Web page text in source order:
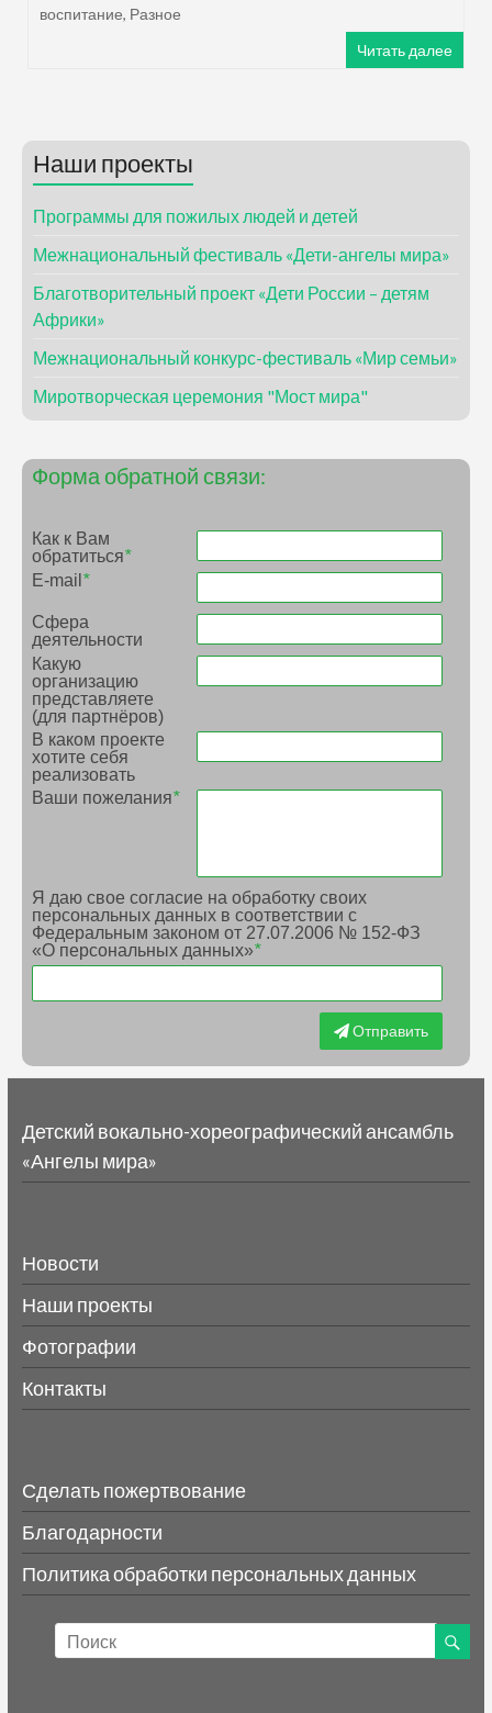
воспитание, Разное
Читать далее
Наши проекты
Программы для пожилых людей и детей
Межнациональный фестиваль «Дети-ангелы мира»
Благотворительный проект «Дети России – детям
Африки»
Межнациональный конкурс-фестиваль «Мир семьи»
Миротворческая церемония "Мост мира"
Форма обратной связи:
Как к Вам
обратиться*
E-mail *
Сфера
деятельности
Какую
организацию
представляете
(для партнёров)
В каком проекте
хотите себя
реализовать
Ваши пожелания*
Я даю свое согласие на обработку своих
персональных данных в соответствии с
Федеральным законом от 27.07.2006 № 152-ФЗ
«О персональных данных»*
Отправить
Детский вокально-хореографический ансамбль
«Ангелы мира»
Новости
Наши проекты
Фотографии
Контакты
Сделать пожертвование
Благодарности
Политика обработки персональных данных